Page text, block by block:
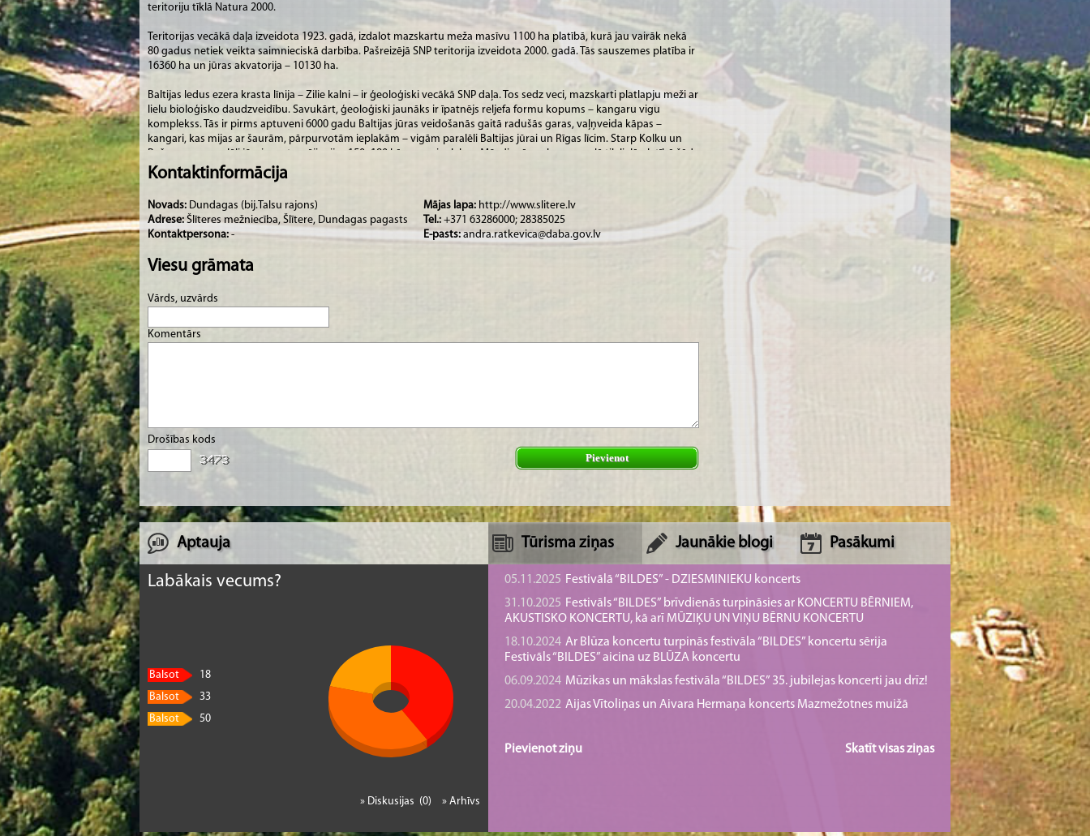
teritoriju tīklā Natura 2000.
Teritorijas vecākā daļa izveidota 1923. gadā, izdalot mazskartu meža masīvu 1100 ha platībā, kurā jau vairāk nekā
80 gadus netiek veikta saimnieciskā darbība. Pašreizējā SNP teritorija izveidota 2000. gadā. Tās sauszemes platība ir
16360 ha un jūras akvatorija – 10130 ha.
Baltijas ledus ezera krasta līnija – Zilie kalni – ir ģeoloģiski vecākā SNP daļa. Tos sedz veci, mazskarti platlapju meži ar
lielu bioloģisko daudzveidību. Savukārt, ģeoloģiski jaunāks ir īpatnējs reljefa formu kopums – kangaru vigu
komplekss. Tās ir pirms aptuveni 6000 gadu Baltijas jūras veidošanās gaitā radušās garas, vaļņveida kāpas –
kangari, kas mijas ar šaurām, pārpurvotām ieplakām – vigām paralēli Baltijas jūrai un Rīgas līcim. Starp Kolku un
Bažu purvu paralēli jūrai savstarpēji mijas 150–180 kāpas un ieplakas. Mūsdienās nekur pasaulē tik lielā platībā šāda
veida komplekss nav atrodams. SNP lielākais purvs ir Bažu purvs (1880 ha), kas atrodas kangaru–vigu kompleksā.
Jaunākie ģeomorfoloģiskie veidojumi ir kāpas jūras krastā, kas teritorijas mazapdzīvotības un kādreiz ierobežotās
pieejamības dēļ saglabājušās mazpārveidotas.
Kontaktinformācija
Novads: Dundagas (bij.Talsu rajons)
Adrese:Šlīteres mežniecība, Šlītere, Dundagas pagasts
Kontaktpersona:-
Mājas lapa: http://www.slitere.lv
Tel.: +371 63286000; 28385025
E-pasts:andra.ratkevica@daba.gov.lv
Viesu grāmata
Vārds, uzvārds
Komentārs
Drošības kods
Pievienot
Aptauja
Labākais vecums?
Balsot
18
Balsot
33
Balsot
50
» Arhīvs
» Diskusijas (0)
Tūrisma ziņas Jaunākie blogi Pasākumi
05.11.2025 Festivālā “BILDES” - DZIESMINIEKU koncerts
31.10.2025 Festivāls “BILDES” brīvdienās turpināsies ar KONCERTU BĒRNIEM,
AKUSTISKO KONCERTU, kā arī MŪZIĶU UN VIŅU BĒRNU KONCERTU
18.10.2024 Ar Blūza koncertu turpinās festivāla “BILDES” koncertu sērija
Festivāls “BILDES” aicina uz BLŪZA koncertu
06.09.2024 Mūzikas un mākslas festivāla “BILDES” 35. jubilejas koncerti jau drīz!
20.04.2022 Aijas Vītoliņas un Aivara Hermaņa koncerts Mazmežotnes muižā
Skatīt visas ziņas
Pievienot ziņu